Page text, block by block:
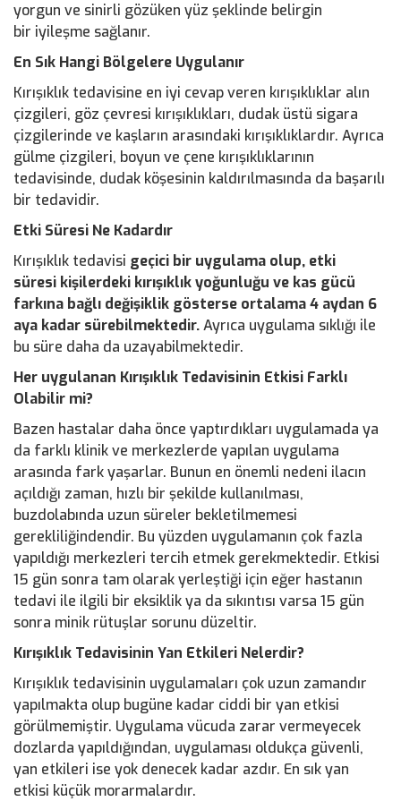
yorgun ve sinirli gözüken yüz şeklinde belirgin
bir iyileşme sağlanır.
En Sık Hangi Bölgelere Uygulanır
Kırışıklık tedavisine en iyi cevap veren kırışıklıklar alın
çizgileri, göz çevresi kırışıklıkları, dudak üstü sigara
çizgilerinde ve kaşların arasındaki kırışıklıklardır. Ayrıca
gülme çizgileri, boyun ve çene kırışıklıklarının
tedavisinde, dudak köşesinin kaldırılmasında da başarılı
bir tedavidir.
Etki Süresi Ne Kadardır
Kırışıklık tedavisi geçici bir uygulama olup, etki
süresi kişilerdeki kırışıklık yoğunluğu ve kas gücü
farkına bağlı değişiklik gösterse ortalama 4 aydan 6
aya kadar sürebilmektedir.Ayrıca uygulama sıklığı ile
bu süre daha da uzayabilmektedir.
Her uygulanan Kırışıklık Tedavisinin Etkisi Farklı
Olabilir mi?
Bazen hastalar daha önce yaptırdıkları uygulamada ya
da farklı klinik ve merkezlerde yapılan uygulama
arasında fark yaşarlar. Bunun en önemli nedeni ilacın
açıldığı zaman, hızlı bir şekilde kullanılması,
buzdolabında uzun süreler bekletilmemesi
gerekliliğindendir. Bu yüzden uygulamanın çok fazla
yapıldığı merkezleri tercih etmek gerekmektedir. Etkisi
15 gün sonra tam olarak yerleştiği için eğer hastanın
tedavi ile ilgili bir eksiklik ya da sıkıntısı varsa 15 gün
sonra minik rütuşlar sorunu düzeltir.
Kırışıklık Tedavisinin Yan Etkileri Nelerdir?
Kırışıklık tedavisinin uygulamaları çok uzun zamandır
yapılmakta olup bugüne kadar ciddi bir yan etkisi
görülmemiştir. Uygulama vücuda zarar vermeyecek
dozlarda yapıldığından, uygulaması oldukça güvenli,
yan etkileri ise yok denecek kadar azdır. En sık yan
etkisi küçük morarmalardır.